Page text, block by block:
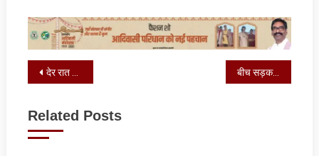
Post
देर रात तीन अवैध बालू लदे ट्रैक्टरों को किया गया जब्‍त बीच सड़क पर छात्राअें के दो गुटों में जमकर हुई मारपीट, देखें वीडियो
Related Posts